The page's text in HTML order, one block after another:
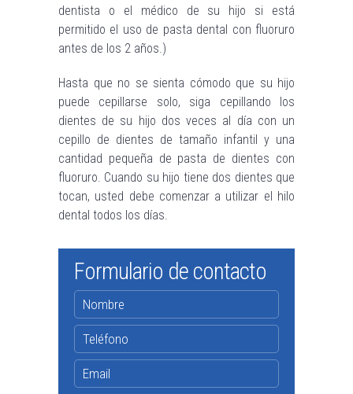
dentista o el médico de su hijo si está
permitido el uso de pasta dental con fluoruro
antes de los 2 años.)
Hasta que no se sienta cómodo que su hijo
puede cepillarse solo, siga cepillando los
dientes de su hijo dos veces al día con un
cepillo de dientes de tamaño infantil y una
cantidad pequeña de pasta de dientes con
fluoruro. Cuando su hijo tiene dos dientes que
tocan, usted debe comenzar a utilizar el hilo
dental todos los días.
Formulario de contacto